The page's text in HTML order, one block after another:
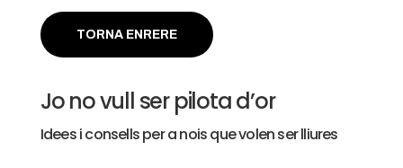
TORNA ENRERE
Jo no vull ser pilota d’or
Idees i consells per a nois que volen ser lliures